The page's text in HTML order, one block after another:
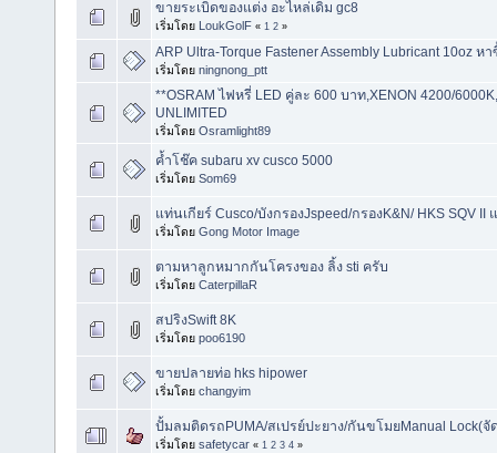
ขายระเบิดของแต่ง อะไหล่เดิม gc8
เริ่มโดย LoukGolF « 1 2 »
ARP Ultra-Torque Fastener Assembly Lubricant 10oz
เริ่มโดย ningnong_ptt
**OSRAM ไฟหรี่ LED คู่ละ 600 บาท,XENON 4200/
UNLIMITED
เริ่มโดย Osramlight89
ค้ำโช๊ค subaru xv cusco 5000
เริ่มโดย Som69
แท่นเกียร์ Cusco/บังกรองJspeed/กรองK&N/ HKS SQV II
เริ่มโดย Gong Motor Image
ตามหาลูกหมากกันโครงของ ลิ้ง sti ครับ
เริ่มโดย CaterpillaR
สปริงSwift 8K
เริ่มโดย poo6190
ขายปลายท่อ hks hipower
เริ่มโดย changyim
ปั้มลมติดรถPUMA/สเปรย์ปะยาง/กันขโมยManual Lock(จั
เริ่มโดย safetycar « 1 2 3 4 »